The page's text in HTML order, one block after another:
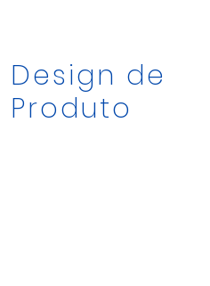
Design de
Produto